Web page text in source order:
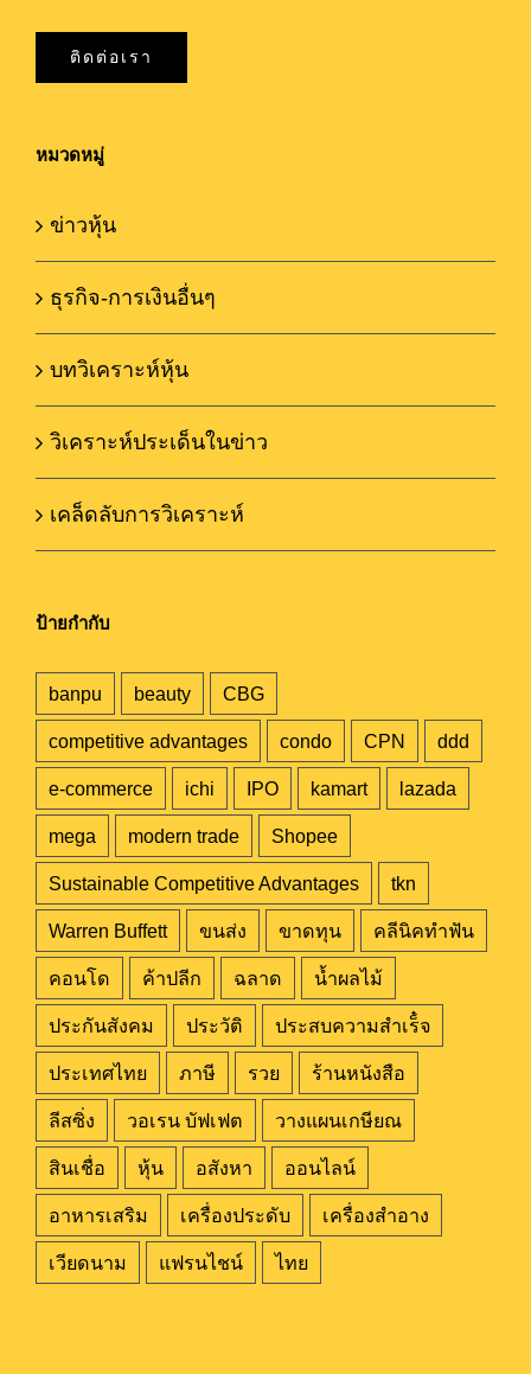
ติดต่อเรา
หมวดหมู่
ข่าวหุ้น
ธุรกิจ-การเงินอื่นๆ
บทวิเคราะห์หุ้น
วิเคราะห์ประเด็นในข่าว
เคล็ดลับการวิเคราะห์
ป้ายกำกับ
banpu beauty CBG
competitive advantages condo CPN ddd
e-commerce ichi IPO kamart lazada
mega modern trade Shopee
Sustainable Competitive Advantages tkn
Warren Buffett ขนส่ง ขาดทุน คลีนิคทำฟัน
คอนโด ค้าปลีก ฉลาด น้ำผลไม้
ประกันสังคม ประวัติ ประสบความสำเร็๋จ
ประเทศไทย ภาษี รวย ร้านหนังสือ
ลีสซิ่ง วอเรน บัฟเฟต วางแผนเกษียณ
สินเชื่อ หุ้น อสังหา ออนไลน์
อาหารเสริม เครื่องประดับ เครื่องสำอาง
เวียดนาม แฟรนไชน์ ไทย